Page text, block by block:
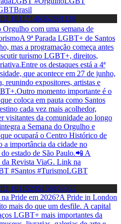
18117146362891138
18115235158859322